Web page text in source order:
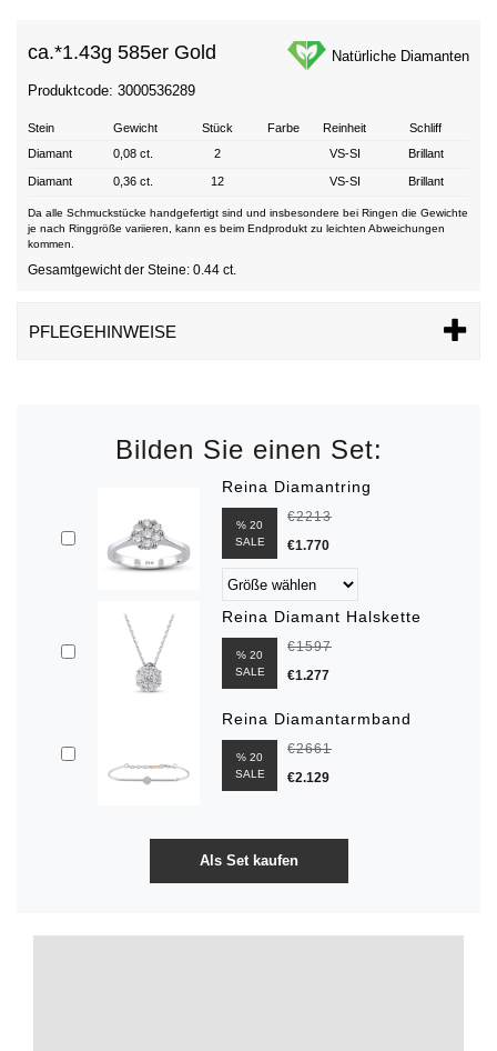
ca.*1.43g 585er Gold Natürliche Diamanten
Produktcode: 3000536289
Stein Gewicht Stück Farbe Reinheit
Schliff
Diamant
0,08 ct. 2 VS-SI Brillant
Diamant 0,36 ct. 12 VS-SI Brillant
Da alle Schmuckstücke handgefertigt sind und insbesondere bei Ringen die Gewichte
je nach Ringgröße variieren, kann es beim Endprodukt zu leichten Abweichungen
kommen.
Gesamtgewicht der Steine: 0.44 ct.
PFLEGEHINWEISE
Bilden Sie einen Set:
Reina Diamantring
% 20
SALE
€2213
€1.770
Reina Diamant Halskette
% 20
SALE
€1597
€1.277
Reina Diamantarmband
% 20
SALE
€2661
€2.129